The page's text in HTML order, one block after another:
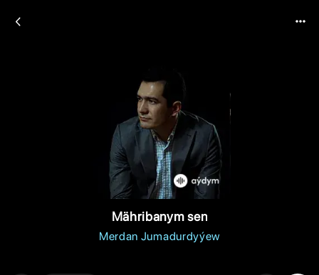
Mähribanym sen
Merdan Jumadurdyýew